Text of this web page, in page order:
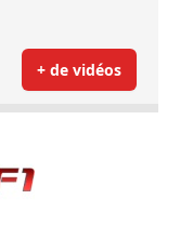
+ de vidéos